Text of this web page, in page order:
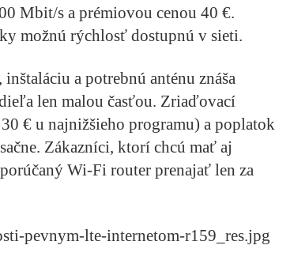
Mbit/s a prémiovou cenou 40 €.
možnú rýchlosť dostupnú v sieti.
a potrebnú anténu znáša
len malou časťou. Zriaďovací
€ u najnižšieho programu) a poplatok
Zákazníci, ktorí chcú mať aj
Wi-Fi router prenajať len za